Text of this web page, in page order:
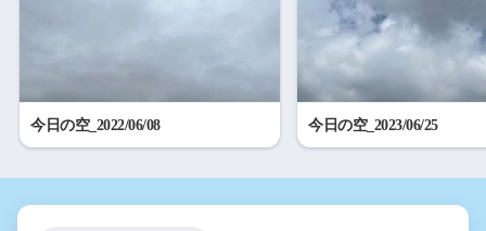
今日の空_2022/06/08 今日の空_2023/06/25